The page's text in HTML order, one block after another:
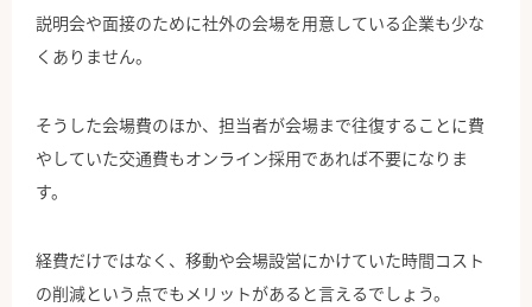
説明会や面接のために社外の会場を用意している企業も少な
くありません。
そうした会場費のほか、担当者が会場まで往復することに費
やしていた交通費もオンライン採用であれば不要になりま
す。
経費だけではなく、移動や会場設営にかけていた時間コスト
の削減という点でもメリットがあると言えるでしょう。